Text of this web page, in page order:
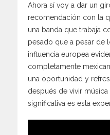
Ahora sí voy a dar un
recomendación con la
una banda que trabaja
pesado que a pesar de
influencia europea
completamente
una oportunidad y
después de vivir
significativa es esta